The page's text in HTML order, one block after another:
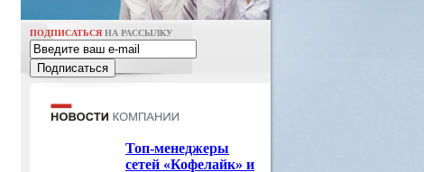
ПОДПИСАТЬСЯ НА РАССЫЛКУ
Топ-менеджеры
сетей «Кофелайк» и